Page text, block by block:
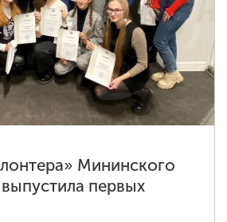
Мининского
первых